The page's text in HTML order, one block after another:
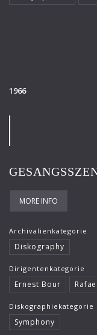
1966
MORE INFO
Archivalienkategorie
Diskography
Dirigentenkategorie
Ernest Bour
Diskographiekategorie
Symphony